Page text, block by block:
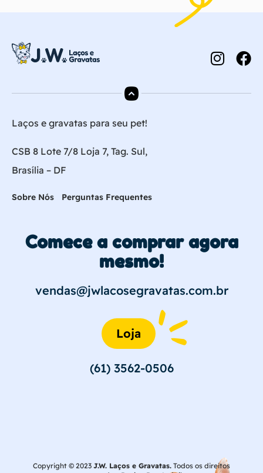
Laços e gravatas para seu pet!
CSB 8 Lote 7/8 Loja 7, Tag. Sul,
Brasília – DF
Sobre Nós Perguntas Frequentes
Comece a comprar agora
mesmo!
vendas@jwlacosegravatas.com.br
Loja
(61) 3562-0506
Copyright © 2023 J.W. Laços e Gravatas. Todos os direitos